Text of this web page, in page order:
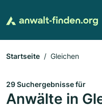
Startseite Gleichen
29 Suchergebnisse für
Anwälte in